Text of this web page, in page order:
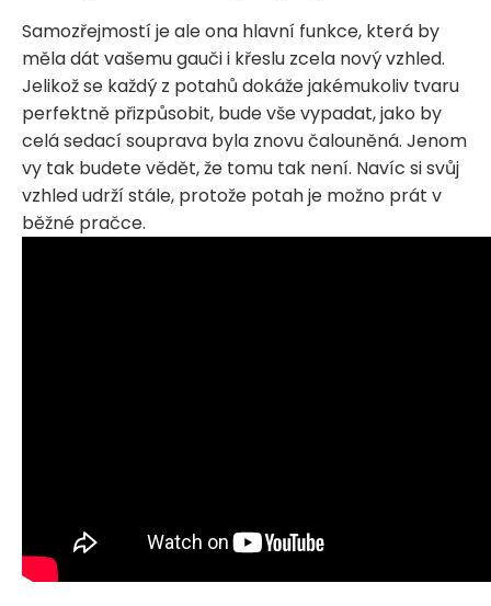
Samozřejmostí je ale ona hlavní funkce, která by
měla dát vašemu gauči i křeslu zcela nový vzhled.
Jelikož se každý z potahů dokáže jakémukoliv tvaru
perfektně přizpůsobit, bude vše vypadat, jako by
celá sedací souprava byla znovu čalouněná. Jenom
vy tak budete vědět, že tomu tak není. Navíc si svůj
vzhled udrží stále, protože potah je možno prát v
běžné pračce.